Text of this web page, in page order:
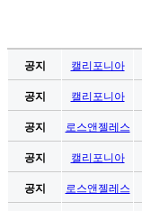
공지 캘리포니아
공지 캘리포니아
공지 로스앤젤레스
공지 캘리포니아
공지 로스앤젤레스